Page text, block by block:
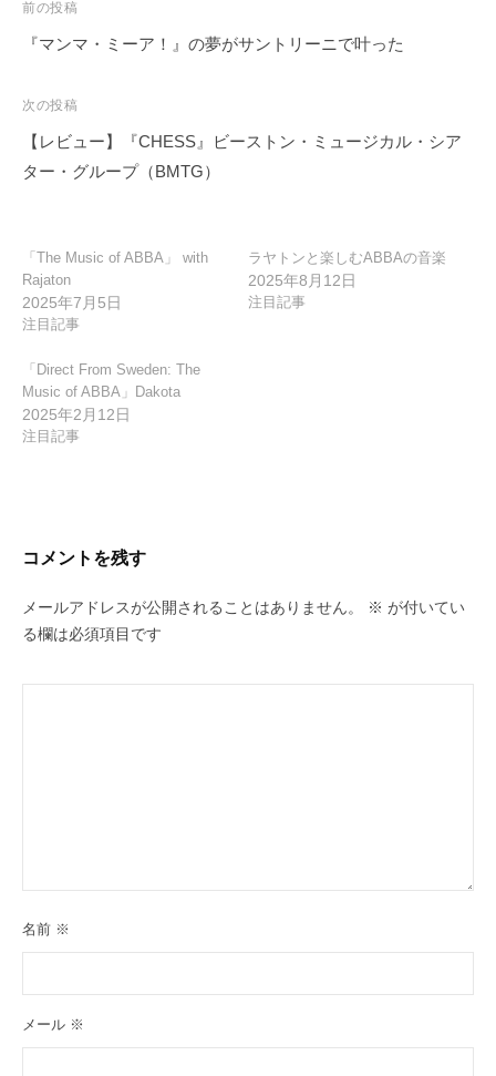
投
稿
ビ
ゲ
ー
ン
前の投稿
『マンマ・ミーア！』の夢がサントリーニで叶った
次の投稿
【レビュー】『CHESS』ビーストン・ミュージカル・シア
ター・グループ（BMTG）
「The Music of ABBA」 with
Rajaton
2025年7月5日
注目記事
ラヤトンと楽しむABBAの音楽
2025年8月12日
注目記事
「Direct From Sweden: The
Music of ABBA」Dakota
2025年2月12日
注目記事
コメントを残す
メールアドレスが公開されることはありません。 ※ が付いてい
る欄は必須項目です
名前 ※
メール ※